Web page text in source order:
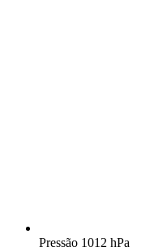
Pressão 1012 hPa